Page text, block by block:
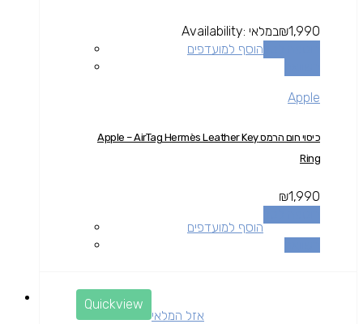
₪1,990
Availability: במלאי
הוסף למועדפים
Apple
כיסוי חום הרמס Apple – AirTag Hermès Leather Key
Ring
₪1,990
הוסף למועדפים
Quickview
אזל המלאי